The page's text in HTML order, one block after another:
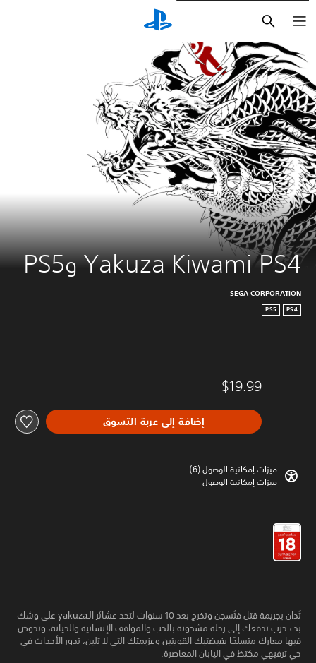
Yakuza Kiwami PS4 وPS5
SEGA CORPORATION
PS4
PS5
$19.99
إضافة إلى عربة التسوق
ميزات إمكانية الوصول (6)‏
ميزات إمكانية الوصول
تُدان بجريمة قتل فتُسجن وتخرج بعد 10 سنوات لتجد عشائر الـyakuza على وشك
بدء حرب تدفعك إلى رحلة مشحونة بالحب والمواقف الإنسانية والخيانة، وتخوض
فيها معارك متسلحًا بقبضتيك القويتين وعزيمتك التي لا تلين، تدور الأحداث في
حي ترفيهي مكتظ في اليابان المعاصرة.